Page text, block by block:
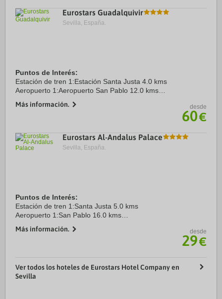
Eurostars Guadalquivir
Sevilla, España.
Puntos de Interés:
Estación de tren 1:Estación Santa Justa 4.0 kms
Aeropuerto 1:Aeropuerto San Pablo 12.0 kms
Recinto ferial 1:Real de la Feria de Abril 1.1 kms
Más información. desde
60€
Eurostars Al-Andalus Palace
Sevilla, España.
Puntos de Interés:
Estación de tren 1:Santa Justa 5.0 kms
Aeropuerto 1:San Pablo 16.0 kms
Recinto ferial 1:FIBES 10.0 kms
Más información. desde
29€
Ver todos los hoteles de Eurostars Hotel Company en
Sevilla